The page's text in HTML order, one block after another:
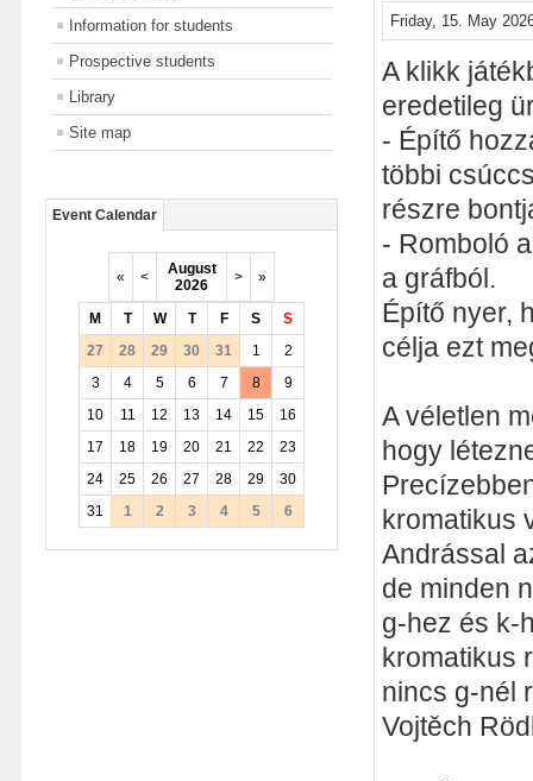
Information for students
Prospective students
Library
Site map
Event Calendar
« <
August
2026
> »
M T W T F S
S
27
28 29 30 31 1
2
3
4 5 6 7 8
9
10
11 12 13 14 15
16
17
18 19 20 21 22
23
24
25 26 27 28 29
30
31
1 2 3 4 5 6
Friday, 15. May
A klikk
eredetileg
- Építő
többi
részre
- Romboló
a gráfból.
Építő nyer,
célja ezt
A véletlen
hogy
kromatikus
Andrással
de minden
g-hez és k-
kromatikus
nincs g-nél
Vojtěch